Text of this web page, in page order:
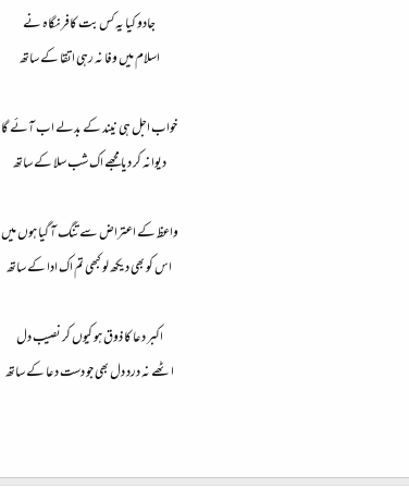
جادو کیا یہ کس بت کافر نگاہ نے
اسلام میں وفا نہ رہی اتقا کے ساتھ
خواب اجل ہی نیند کے بدلے اب آئے گا
دیوانہ کر دیا مجھے اک شب سلا کے ساتھ
واعظ کے اعتراض سے تنگ آ گیا ہوں میں
اس کو بھی دیکھ لو کبھی تم اک ادا کے ساتھ
اکبر دعا کا ذوق ہو کیوں کر نصیب دل
اٹھے نہ درد دل بھی جو دست دعا کے ساتھ